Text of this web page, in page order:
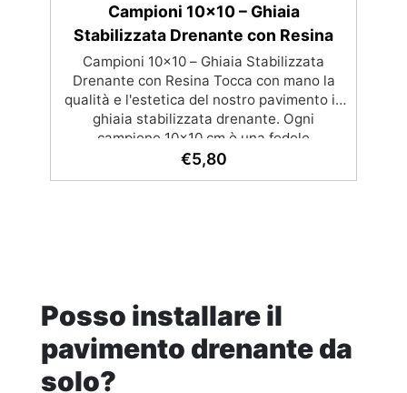
Campioni 10x10 – Ghiaia
Stabilizzata Drenante con Resina
Campioni 10x10 – Ghiaia Stabilizzata
Drenante con Resina Tocca con mano la
qualità e l'estetica del nostro pavimento in
ghiaia stabilizzata drenante. Ogni
campione 10x10 cm è una fedele
rappresentazione del materiale finito,
su ampie superfici. Il campione ha spessore
1 cm ma puo essere posato fino a 10 cm di
spessore
€5,80
Posso installare il
pavimento drenante da
solo?